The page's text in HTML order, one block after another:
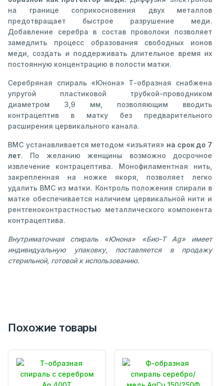
на границе соприкосновения двух металлов
предотвращает быстрое разрушение меди.
Добавление серебра в состав проволоки позволяет
замедлить процесс образования свободных ионов
меди, создать и поддерживать длительное время их
постоянную концентрацию в полости матки.
Серебряная спираль «Юнона» Т-образная снабжена
упругой пластиковой трубкой-проводником
диаметром 3,9 мм, позволяющим вводить
контрацептив в матку без предварительного
расширения цервикального канала.
ВМС устанавливается методом «изъятия» на срок до 7
лет. По желанию женщины возможно досрочное
извлечение контрацептива. Монофиламентная нить,
закрепленная на ножке якоря, позволяет легко
удалить ВМС из матки. Контроль положения спирали в
матке обеспечивается наличием цервикальной нити и
рентгеноконтрастностью металлического компонента
контрацептива.
Внутриматочная спираль «Юнона» «Био-Т Ag» имеет
индивидуальную упаковку, поставляется в продажу
стерильной, готовой к использованию.
Похожие товары